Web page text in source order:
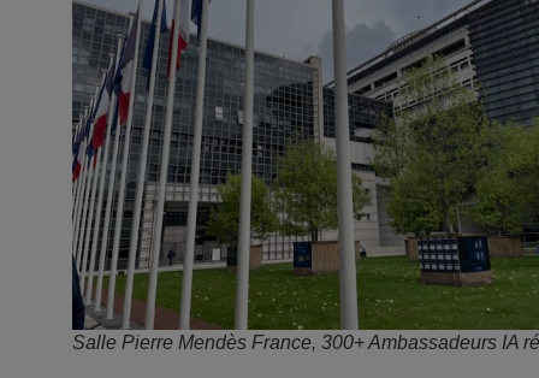
Salle Pierre Mendès France, 300+ Ambassadeurs IA